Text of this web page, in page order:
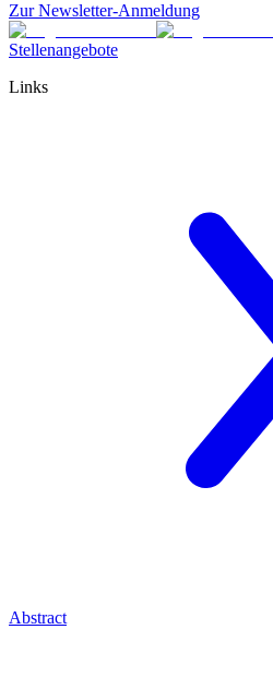
Zur Newsletter-Anmeldung
Stellenangebote
Links
Abstract